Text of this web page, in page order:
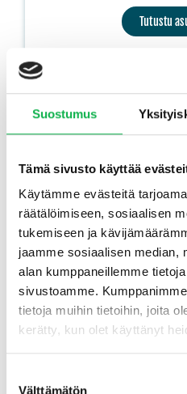
Suostumus
Tämä sivusto käyttää
Käytämme evästeitä
räätälöimiseen, sosiaalisen
tukemiseen ja
jaamme sosiaalisen median,
alan kumppaneillemme
sivustoamme.
tietoja muihin tietoihin, joita
kerätty, kun olet käyttänyt
Välttämätön
Tutustu
luhtitaloasuntoja jopa
Reilusti alle